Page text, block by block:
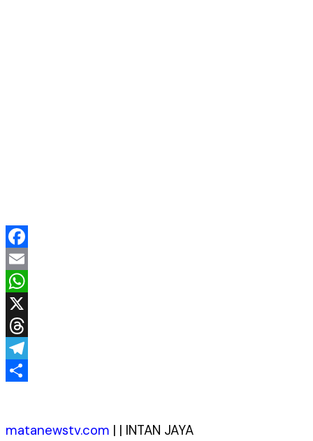
Facebook
Email
WhatsApp
X
Threads
Telegram
matanewstv.com | | INTAN JAYA